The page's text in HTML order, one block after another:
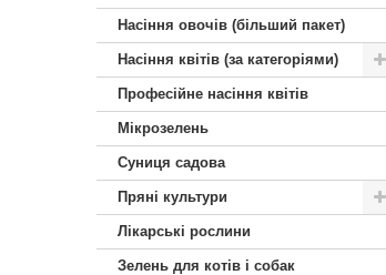
Насіння овочів (більший пакет)
Насіння квітів (за категоріями)
Професійне насіння квітів
Мікрозелень
Суниця садова
Пряні культури
Лікарські рослини
Зелень для котів і собак